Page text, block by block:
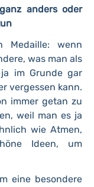
anders oder
Medaille: wenn
was man als
im Grunde gar
vergessen kann.
immer getan zu
weil man es ja
wie Atmen,
Ideen, um
eine besondere